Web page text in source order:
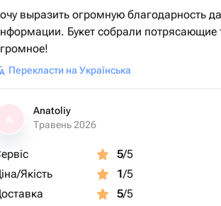
выразить огромную благодарность
Букет собрали
Перекласти на Українська
Anatoliy
Травень 2026
5/5
Якість
1/5
5/5